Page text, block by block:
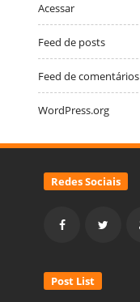
Acessar
Feed de posts
Feed de comentários
WordPress.org
Redes Sociais
Post List